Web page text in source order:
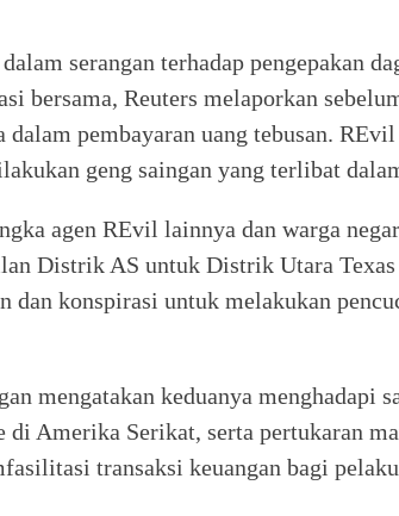
serangan terhadap pengepakan
bersama, Reuters melaporkan
pembayaran uang tebusan.
geng saingan yang terlibat
agen REvil lainnya dan warga
Distrik AS untuk Distrik Utara
dan konspirasi untuk melakukan
mengatakan keduanya menghadapi
di Amerika Serikat, serta pertukaran
transaksi keuangan bagi